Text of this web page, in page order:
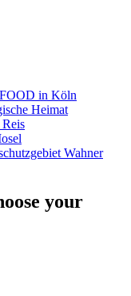
in Köln
Heimat
Wahner
your